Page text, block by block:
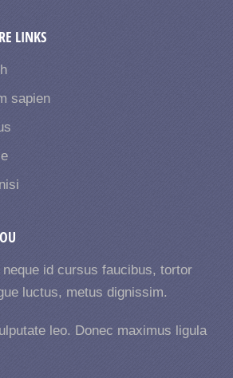
LINKS
sapien
id cursus faucibus, tortor
luctus, metus dignissim.
leo. Donec maximus ligula